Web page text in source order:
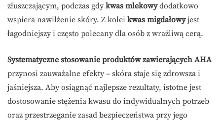
złuszczającym, podczas gdy kwas mlekowydodatkowo
wspiera nawilżenie skóry. Z kolei kwas migdałowyjest
łagodniejszy i często polecany dla osób z wrażliwą cerą.
Systematyczne stosowanie produktów zawierających AHA
przynosi zauważalne efekty – skóra staje się zdrowsza i
jaśniejsza. Aby osiągnąć najlepsze rezultaty, istotne jest
dostosowanie stężenia kwasu do indywidualnych potrzeb
oraz przestrzeganie zasad bezpieczeństwa przy jego